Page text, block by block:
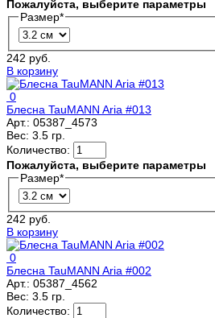
Пожалуйста, выберите параметры
Размер*
242 руб.
В корзину
0
Блесна TauMANN Aria #013
Арт.: 05387_4573
Вес: 3.5 гр.
Количество:
Пожалуйста, выберите параметры
Размер*
242 руб.
В корзину
0
Блесна TauMANN Aria #002
Арт.: 05387_4562
Вес: 3.5 гр.
Количество: